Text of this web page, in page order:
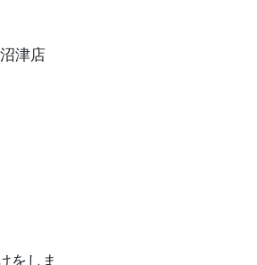
津店
をしま